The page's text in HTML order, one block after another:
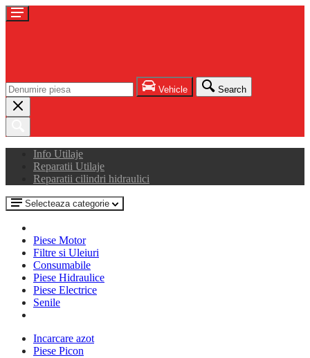
Vehicle Search
Info Utilaje
Reparatii Utilaje
Reparatii cilindri hidraulici
Selecteaza categorie
Piese Motor
Filtre si Uleiuri
Consumabile
Piese Hidraulice
Piese Electrice
Senile
Incarcare azot
Piese Picon